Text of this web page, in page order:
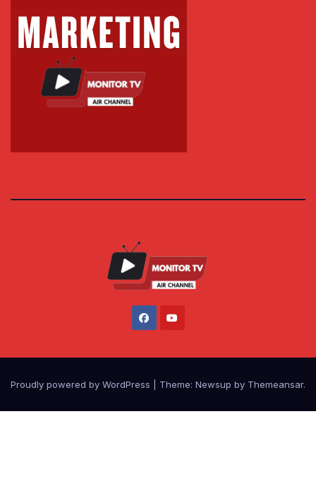
Proudly powered by WordPress Theme: Newsup by Themeansar.